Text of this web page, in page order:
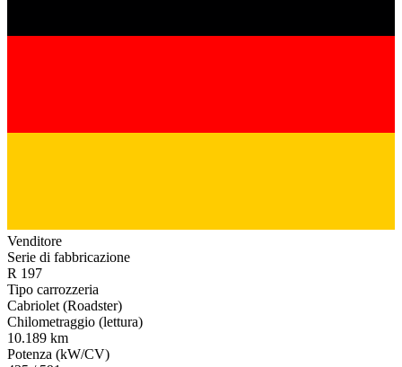
Venditore
Serie di fabbricazione
R 197
Tipo carrozzeria
Cabriolet (Roadster)
Chilometraggio (lettura)
10.189 km
Potenza (kW/CV)